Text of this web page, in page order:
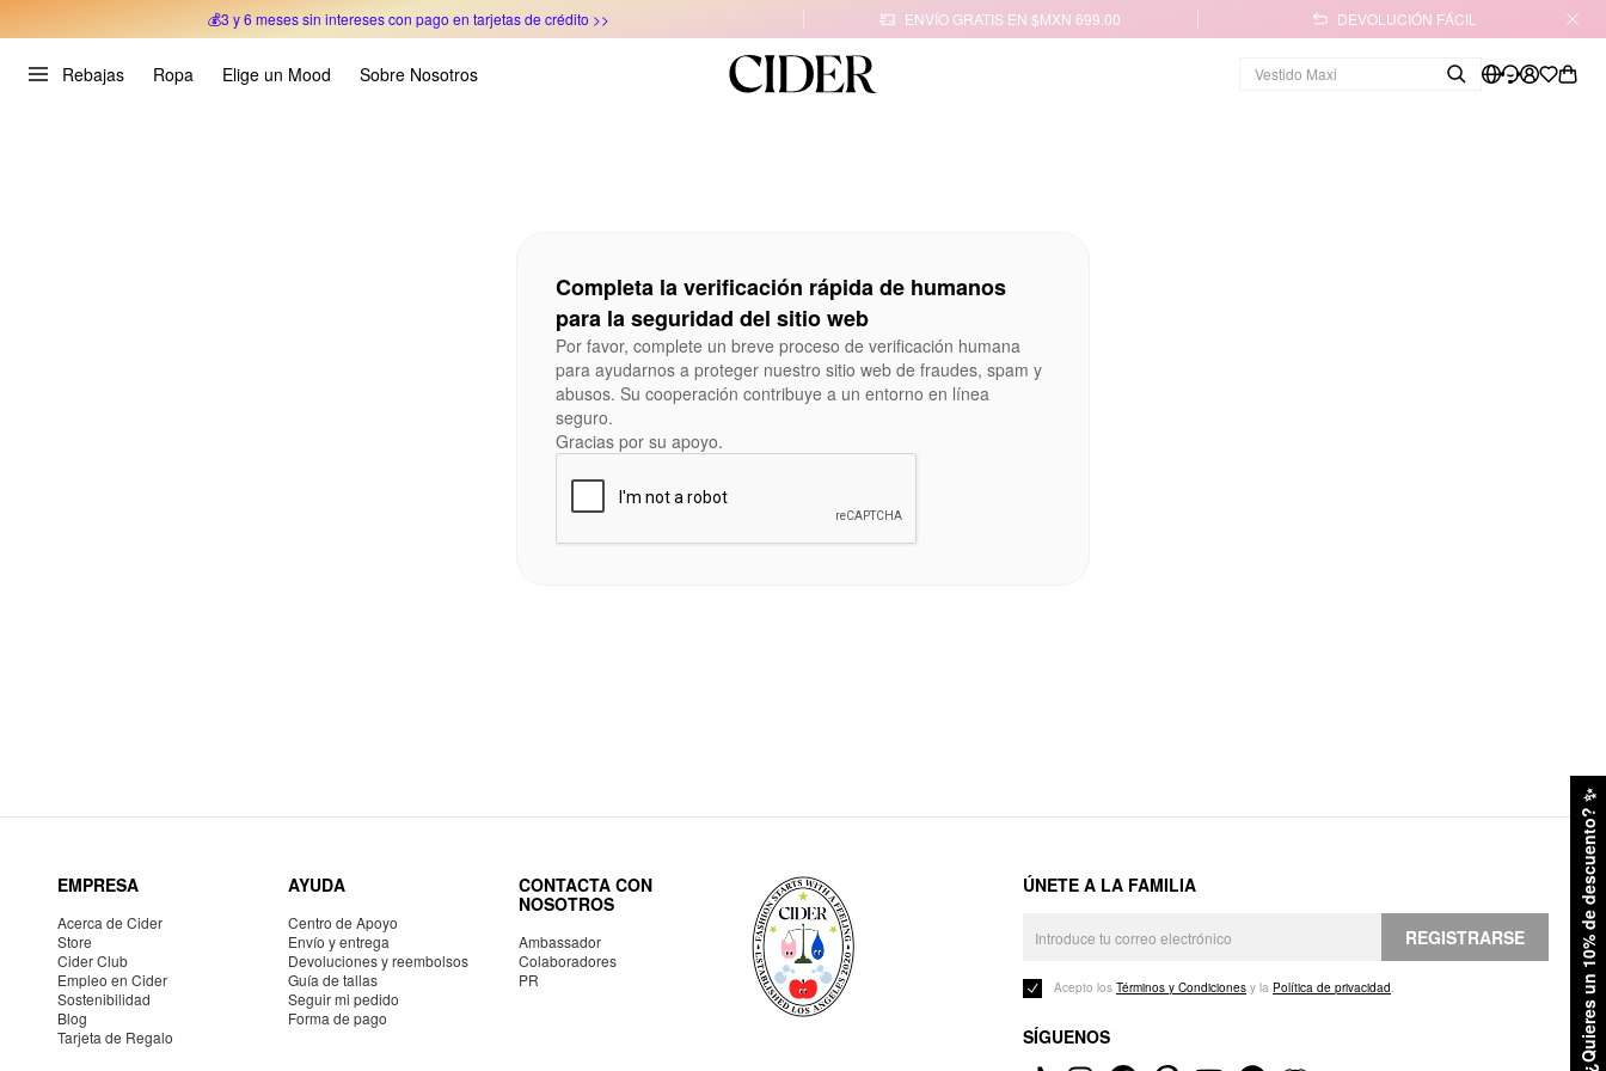
💰3 y 6 meses sin intereses con pago en tarjetas de crédito >>
ENVÍO GRATIS EN $MXN 699.00 DEVOLUCIÓN FÁCIL
Rebajas Ropa Elige un Mood Sobre Nosotros
¿Quieres un 10% de descuento?
✨
Completa la verificación rápida de humanos
para la seguridad del sitio web
Por favor, complete un breve proceso de verificación humana
para ayudarnos a proteger nuestro sitio web de fraudes, spam y
abusos. Su cooperación contribuye a un entorno en línea
seguro.
Gracias por su apoyo.
EMPRESA
Acerca de Cider
Store
Cider Club
Empleo en Cider
Sostenibilidad
Blog
Tarjeta de Regalo
AYUDA
Centro de Apoyo
Envío y entrega
Devoluciones y reembolsos
Guía de tallas
Seguir mi pedido
Forma de pago
CONTACTA CON
NOSOTROS
Ambassador
Colaboradores
PR
ÚNETE A LA FAMILIA
REGISTRARSE
Acepto los Términos y Condiciones y la Política de privacidad.
SÍGUENOS